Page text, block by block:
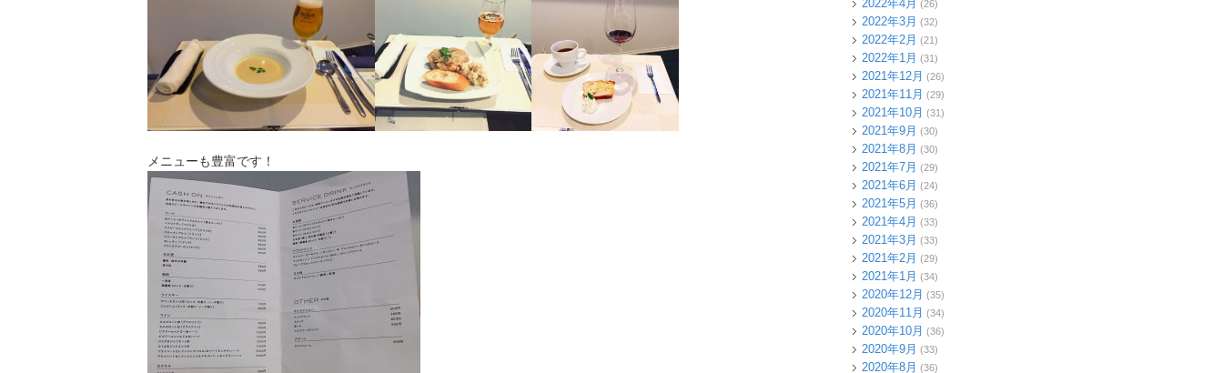
メニューも豊富です！
2022年4月 (26)
2022年3月 (32)
2022年2月 (21)
2022年1月 (31)
2021年12月 (26)
2021年11月 (29)
2021年10月 (31)
2021年9月 (30)
2021年8月 (30)
2021年7月 (29)
2021年6月 (24)
2021年5月 (36)
2021年4月 (33)
2021年3月 (33)
2021年2月 (29)
2021年1月 (34)
2020年12月 (35)
2020年11月 (34)
2020年10月 (36)
2020年9月 (33)
2020年8月 (36)